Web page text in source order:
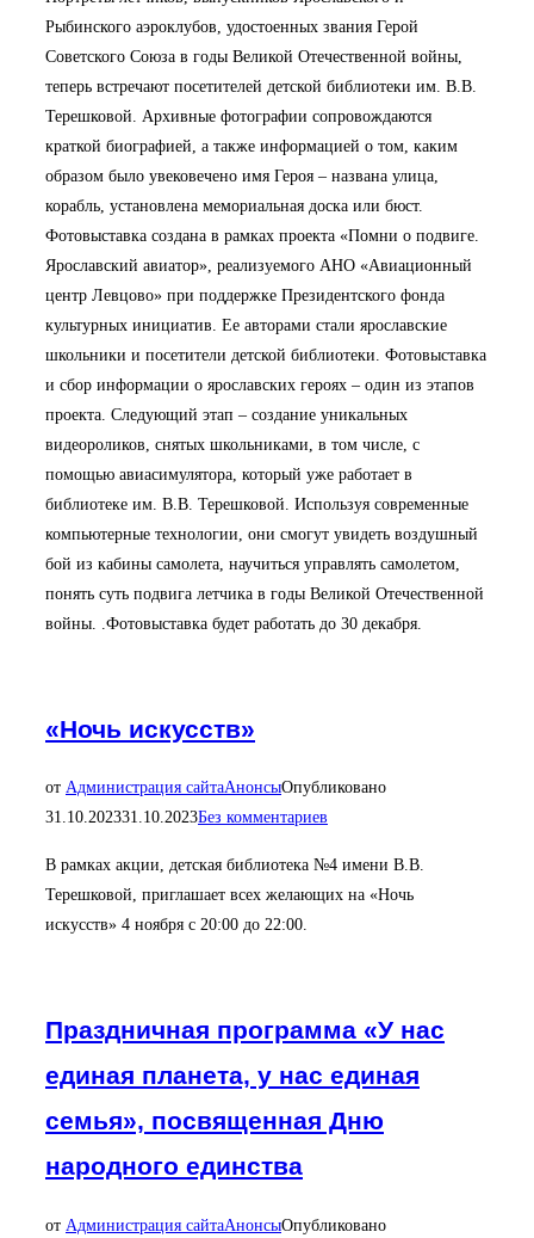
Рыбинского аэроклубов, удостоенных звания Герой
Советского Союза в годы Великой Отечественной войны,
теперь встречают посетителей детской библиотеки им. В.В.
Терешковой. Архивные фотографии сопровождаются
краткой биографией, а также информацией о том, каким
образом было увековечено имя Героя – названа улица,
корабль, установлена мемориальная доска или бюст.
Фотовыставка создана в рамках проекта «Помни о подвиге.
Ярославский авиатор», реализуемого АНО «Авиационный
центр Левцово» при поддержке Президентского фонда
культурных инициатив. Ее авторами стали ярославские
школьники и посетители детской библиотеки. Фотовыставка
и сбор информации о ярославских героях – один из этапов
проекта. Следующий этап – создание уникальных
видеороликов, снятых школьниками, в том числе, с
помощью авиасимулятора, который уже работает в
библиотеке им. В.В. Терешковой. Используя современные
компьютерные технологии, они смогут увидеть воздушный
бой из кабины самолета, научиться управлять самолетом,
понять суть подвига летчика в годы Великой Отечественной
войны. .Фотовыставка будет работать до 30 декабря.
«Ночь искусств»
от Администрация сайтаАнонсыОпубликовано
31.10.202331.10.2023Без комментариев
В рамках акции, детская библиотека №4 имени В.В.
Терешковой, приглашает всех желающих на «Ночь
искусств» 4 ноября с 20:00 до 22:00.
Праздничная программа «У нас
единая планета, у нас единая
семья», посвященная Дню
народного единства
от Администрация сайтаАнонсыОпубликовано